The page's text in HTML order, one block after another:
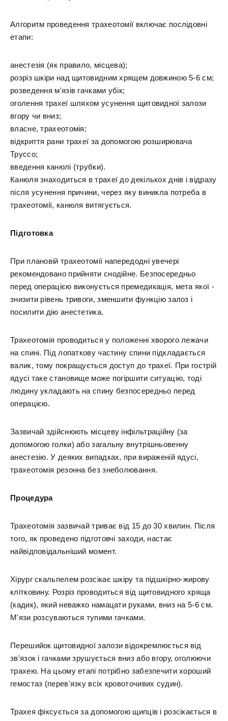
Алгоритм проведення трахеотомії включає послідовні
етапи:
анестезія (як правило, місцева);
розріз шкіри над щитовидним хрящем довжиною 5-6 см;
розведення м'язів гачками убік;
оголення трахеї шляхом усунення щитовидної залози
вгору чи вниз;
власне, трахеотомія;
відкриття рани трахеї за допомогою розширювача
Труссо;
введення канюлі (трубки).
Канюля знаходиться в трахеї до декількох днів і відразу
після усунення причини, через яку виникла потреба в
трахеотомії, канюля витягується.
Підготовка
При плановій трахеотомії напередодні увечері
рекомендовано прийняти снодійне. Безпосередньо
перед операцією виконується премедикація, мета якої -
знизити рівень тривоги, зменшити функцію залоз і
посилити дію анестетика.
Трахеотомія проводиться у положенні хворого лежачи
на спині. Під лопаткову частину спини підкладається
валик, тому покращується доступ до трахеї. При гострій
ядусі таке становище може погіршити ситуацію, тоді
людину укладають на спину безпосередньо перед
операцією.
Зазвичай здійснюють місцеву інфільтраційну (за
допомогою голки) або загальну внутрішньовенну
анестезію. У деяких випадках, при вираженій ядусі,
трахеотомія резонна без знеболювання.
Процедура
Трахеотомія зазвичай триває від 15 до 30 хвилин. Після
того, як проведено підготовчі заходи, настає
найвідповідальніший момент.
Хірург скальпелем розсікає шкіру та підшкірно-жирову
клітковину. Розріз проводиться від щитовидного хряща
(кадик), який неважко намацати руками, вниз на 5-6 см.
М'язи розсуваються тупими гачками.
Перешийок щитовидної залози відокремлюється від
зв'язок і гачками зрушується вниз або вгору, оголюючи
трахею. На цьому етапі потрібно забезпечити хороший
гемостаз (перев'язку всіх кровоточивих судин).
Трахея фіксується за допомогою щипців і розсікається в